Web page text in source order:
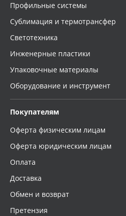
Профильные системы
Сублимация и термотрансфер
Светотехника
Инженерные пластики
Упаковочные материалы
Оборудование и инструмент
Покупателям
Оферта физическим лицам
Оферта юридическим лицам
Оплата
Доставка
Обмен и возврат
Претензия